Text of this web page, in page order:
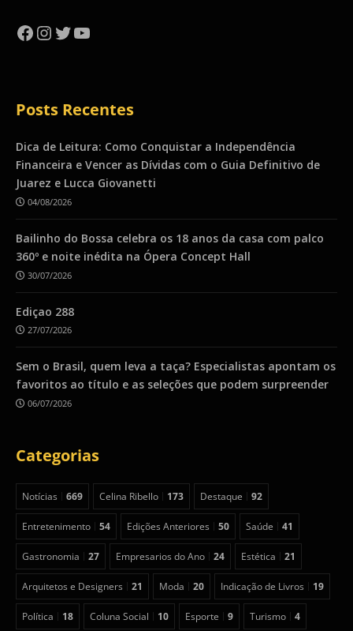
Facebook
Instagram
Twitter
YouTube
Posts Recentes
Dica de Leitura: Como Conquistar a Independência
Financeira e Vencer as Dívidas com o Guia Definitivo de
Juarez e Lucca Giovanetti
04/08/2026
Bailinho do Bossa celebra os 18 anos da casa com palco
360º e noite inédita na Ópera Concept Hall
30/07/2026
Ediçao 288
27/07/2026
Sem o Brasil, quem leva a taça? Especialistas apontam os
favoritos ao título e as seleções que podem surpreender
06/07/2026
Categorias
Notícias 669 Celina Ribello 173 Destaque 92
Entretenimento 54 Edições Anteriores 50 Saúde 41
Gastronomia 27 Empresarios do Ano 24 Estética 21
Arquitetos e Designers 21 Moda 20 Indicação de Livros 19
Política 18 Coluna Social 10 Esporte 9 Turismo 4